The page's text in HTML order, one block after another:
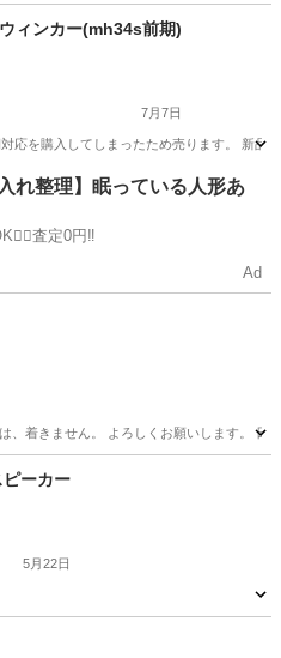
ゲーム よろしくお願いします
ィンカー(mh34s前期)
7月7日
応を購入してしまったため売ります。 新
通販サイト
れ整理】眠っている人形あ
査定0円‼️
Ad
、着きません。 よろしくお願いします。
奥行き
ーカー
5月22日
ーディオ